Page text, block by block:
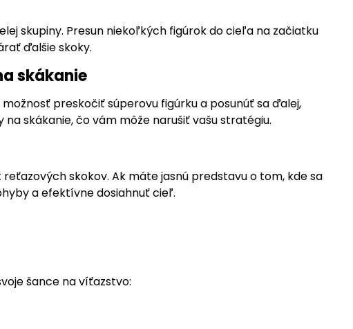
skupiny. Presun niekoľkých figúrok do cieľa na začiatku
ďalšie skoky.
skákanie
preskočiť súperovu figúrku a posunúť sa ďalej,
na skákanie, čo vám môže narušiť vašu stratégiu.
skokov. Ak máte jasnú predstavu o tom, kde sa
a efektívne dosiahnuť cieľ.
šance na víťazstvo: